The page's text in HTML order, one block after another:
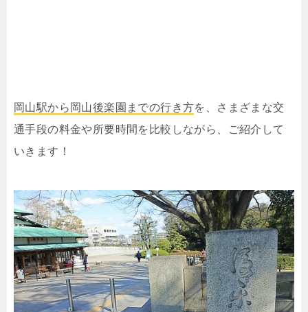
岡山駅から岡山後楽園までの行き方を、さまざまな交
通手段の料金や所要時間を比較しながら、ご紹介して
いきます！